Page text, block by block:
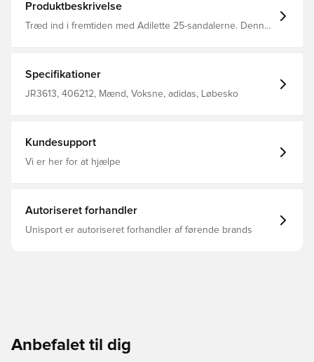
Produktbeskrivelse
Træd ind i fremtiden med Adilette 25-sandalerne. Denne
ydre ramme for at give stabilitet med en blødere fodseng
for at give komfort. Disse sandaler er perfekte til
afslapning eller på farten, så du kan træde ind i fremtiden
Specifikationer
JR3613, 406212, Mænd, Voksne, adidas, Løbesko
Kundesupport
Vi er her for at hjælpe
Autoriseret forhandler
Unisport er autoriseret forhandler af førende brands
Anbefalet til dig